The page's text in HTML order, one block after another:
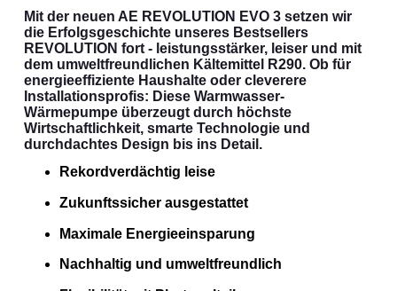
Mit der neuen AE REVOLUTION EVO 3 setzen wir
die Erfolgsgeschichte unseres Bestsellers
REVOLUTION fort - leistungsstärker, leiser und mit
dem umweltfreundlichen Kältemittel R290. Ob für
energieeffiziente Haushalte oder cleverere
Installationsprofis: Diese Warmwasser-
Wärmepumpe überzeugt durch höchste
Wirtschaftlichkeit, smarte Technologie und
durchdachtes Design bis ins Detail.
Rekordverdächtig leise
Zukunftssicher ausgestattet
Maximale Energieeinsparung
Nachhaltig und umweltfreundlich